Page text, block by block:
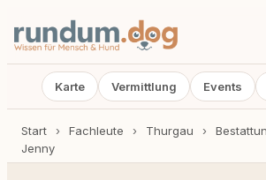
Karte Vermittlung Events
Start › Fachleute › Thurgau ›
Jenny